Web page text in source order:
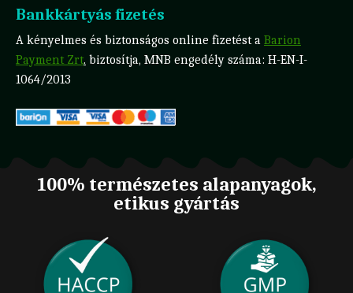
Bankkártyás fizetés
A kényelmes és biztonságos online fizetést a Barion
Payment Zrt. biztosítja, MNB engedély száma: H-EN-I-
1064/2013
100% természetes alapanyagok,
etikus gyártás